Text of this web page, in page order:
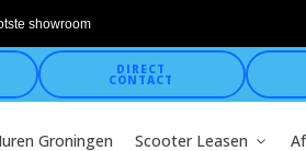
showroom
DIRECT
CONTACT
Groningen Scooter Leasen